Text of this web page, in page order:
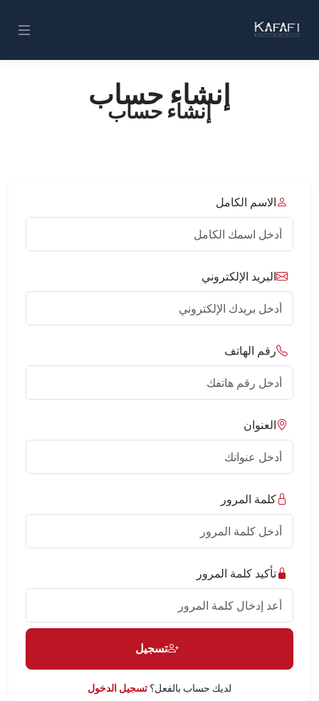
إنشاء حساب
إنشاء حساب
الاسم الكامل
البريد الإلكتروني
رقم الهاتف
العنوان
كلمة المرور
تأكيد كلمة المرور
تسجيل
لديك حساب بالفعل؟ تسجيل الدخول